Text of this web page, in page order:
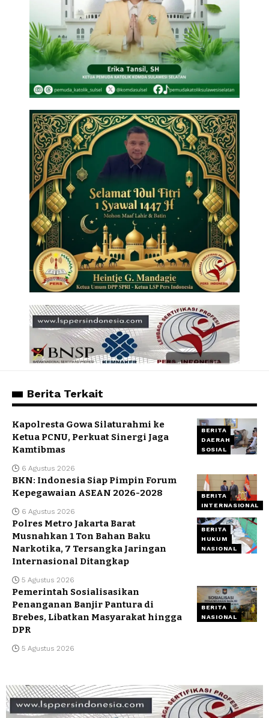
Berita Terkait
BERITA
DAERAH
SOSIAL
Kapolresta Gowa Silaturahmi ke
Ketua PCNU, Perkuat Sinergi Jaga
Kamtibmas
6 Agustus 2026
BERITA
INTERNASIONAL
BKN: Indonesia Siap Pimpin Forum
Kepegawaian ASEAN 2026-2028
6 Agustus 2026
BERITA
HUKUM
NASIONAL
Polres Metro Jakarta Barat
Musnahkan 1 Ton Bahan Baku
Narkotika, 7 Tersangka Jaringan
Internasional Ditangkap
5 Agustus 2026
BERITA
NASIONAL
Pemerintah Sosialisasikan
Penanganan Banjir Pantura di
Brebes, Libatkan Masyarakat hingga
DPR
5 Agustus 2026